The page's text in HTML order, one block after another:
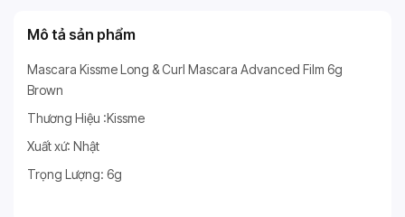
Mô tả sản phẩm
Mascara Kissme Long & Curl Mascara Advanced Film 6g
Brown
Thương Hiệu :Kissme
Xuất xứ: Nhật
Trọng Lượng: 6g